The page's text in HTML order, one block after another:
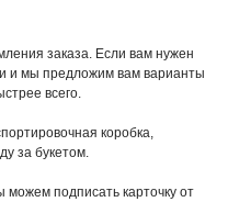
заказа. Если вам нужен
и мы предложим вам варианты
всего.
коробка,
за букетом.
подписать карточку от